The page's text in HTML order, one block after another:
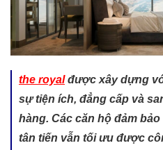
the royalđược xây dựng
sự tiện ích, đẳng cấp và
hàng. Các căn hộ đảm
tân tiến vẫn tối ưu được